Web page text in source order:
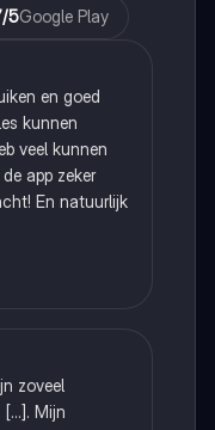
/5Google Play
en goed
kunnen
veel kunnen
app zeker
En natuurlijk
zoveel
Mijn